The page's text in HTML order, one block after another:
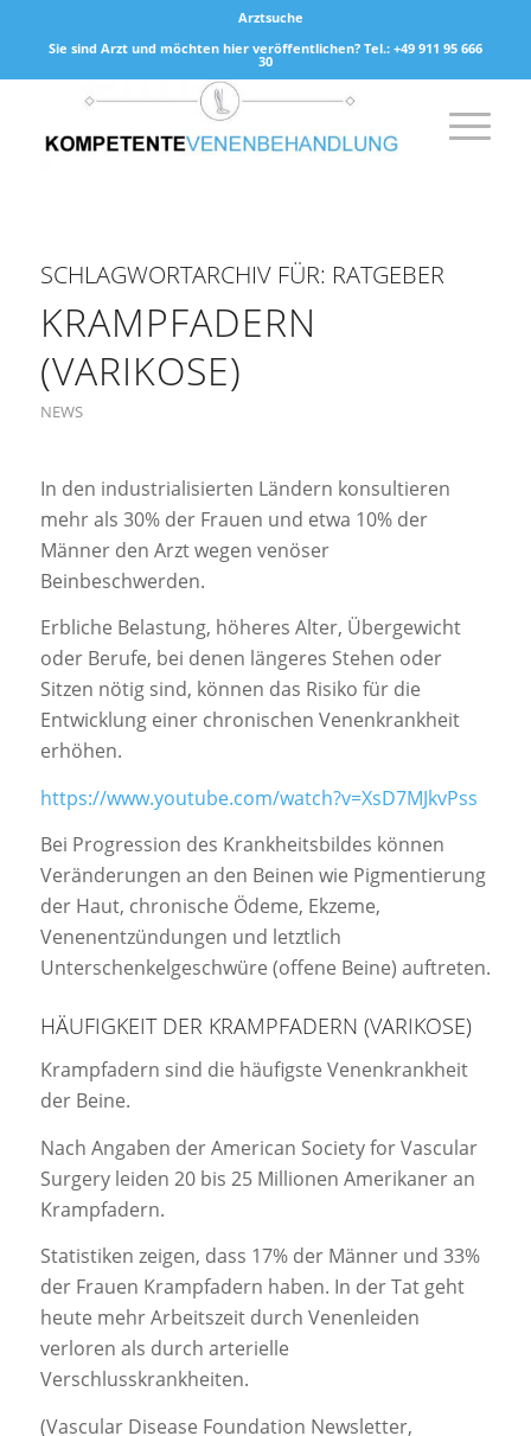
Arztsuche
Sie sind Arzt und möchten hier veröffentlichen? Tel.: +49 911 95 666
30
SCHLAGWORTARCHIV FÜR: RATGEBER
KRAMPFADERN
(VARIKOSE)
NEWS
In den industrialisierten Ländern konsultieren
mehr als 30% der Frauen und etwa 10% der
Männer den Arzt wegen venöser
Beinbeschwerden.
Erbliche Belastung, höheres Alter, Übergewicht
oder Berufe, bei denen längeres Stehen oder
Sitzen nötig sind, können das Risiko für die
Entwicklung einer chronischen Venenkrankheit
erhöhen.
https://www.youtube.com/watch?v=XsD7MJkvPss
Bei Progression des Krankheitsbildes können
Veränderungen an den Beinen wie Pigmentierung
der Haut, chronische Ödeme, Ekzeme,
Venenentzündungen und letztlich
Unterschenkelgeschwüre (offene Beine) auftreten.
HÄUFIGKEIT DER KRAMPFADERN (VARIKOSE)
Krampfadern sind die häufigste Venenkrankheit
der Beine.
Nach Angaben der American Society for Vascular
Surgery leiden 20 bis 25 Millionen Amerikaner an
Krampfadern.
Statistiken zeigen, dass 17% der Männer und 33%
der Frauen Krampfadern haben. In der Tat geht
heute mehr Arbeitszeit durch Venenleiden
verloren als durch arterielle
Verschlusskrankheiten.
(Vascular Disease Foundation Newsletter,